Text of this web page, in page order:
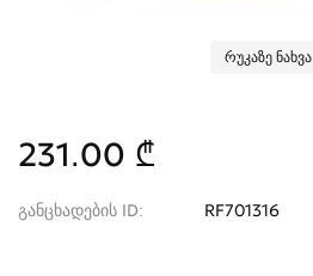
რუკაზე ნახვა
231.00 ₾
განცხადების ID RF701316